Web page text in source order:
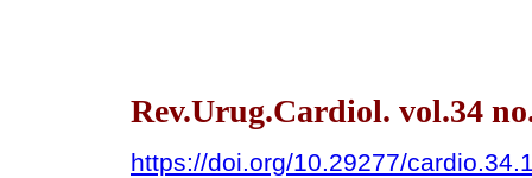
Rev.Urug.Cardiol. vol.34
https://doi.org/10.29277/